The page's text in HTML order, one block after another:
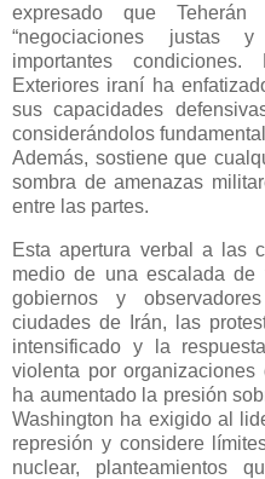
expresado que
“negociaciones justas
importantes
Exteriores iraní ha
sus capacidades
considerándolos
Además, sostiene que
sombra de amenazas
entre las partes.
Esta apertura verbal a las
medio de una escalada
gobiernos y
ciudades de Irán, las
intensificado y la
violenta por
ha aumentado la presión
Washington ha exigido al
represión y considere
nuclear, planteamientos